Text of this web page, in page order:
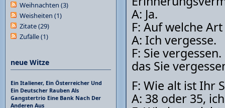
A: Ja.
F: Auf welche
A: Ich vergesse.
F: Sie
das Sie
F: Wie alt ist Ihr
A: 38 oder 35,
Weihnachten (3)
Weisheiten (1)
Zitate(29)
Zufälle(1)
neue Witze
Ein Italiener, Ein Österreicher Und
Ein Deutscher Rauben Als
Gangstertrio Eine Bank Nach Der
Anderen Aus